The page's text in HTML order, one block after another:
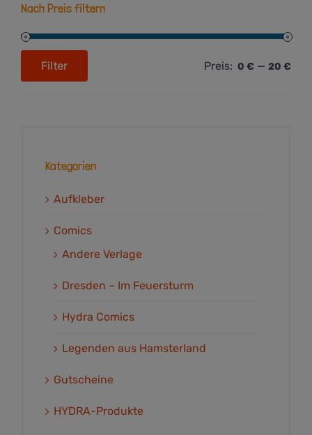
Nach Preis filtern
Max.
Filter Preis: 0 € — 20 €
Kategorien
Aufkleber
Comics
Andere Verlage
Dresden – Im Feuersturm
Hydra Comics
Legenden aus Hamsterland
Gutscheine
HYDRA-Produkte